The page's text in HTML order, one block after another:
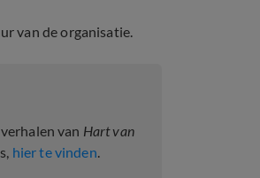
van de organisatie.
van Hart van
hier te vinden.